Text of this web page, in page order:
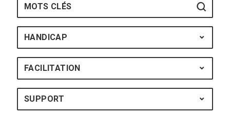
HANDICAP
FACILITATION
SUPPORT